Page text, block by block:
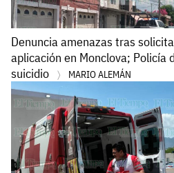
Denuncia amenazas tras
aplicación en Monclova; Policía
suicidio
MARIO ALEMÁN